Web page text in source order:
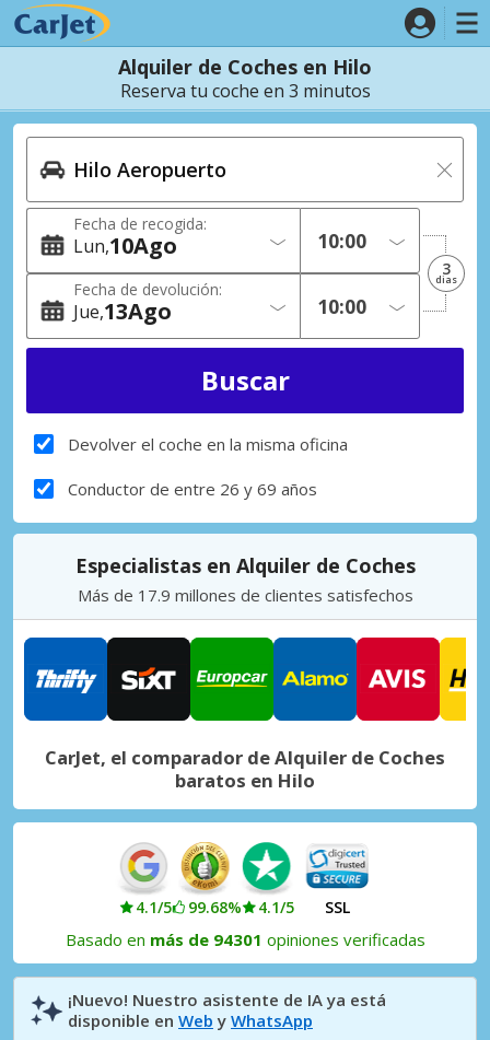
Alquiler de Coches en Hilo
Reserva tu coche en 3 minutos
Fecha de recogida:
Lun 10Ago
Fecha de devolución:
Jue 13Ago
3
dias
Devolver el coche en la misma oficina
Conductor de entre 26 y 69 años
Especialistas en Alquiler de Coches
Más de 17.9 millones de clientes satisfechos
CarJet, el comparador de Alquiler de Coches
baratos en Hilo
4.1/5 99.68% 4.1/5 SSL
Basado en más de 94301 opiniones verificadas
¡Nuevo! Nuestro asistente de IA ya está
disponible en Web y WhatsApp